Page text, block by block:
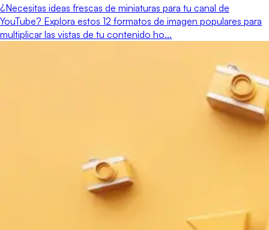
¿Necesitas ideas frescas de miniaturas para tu canal de
YouTube? Explora estos 12 formatos de imagen populares para
multiplicar las vistas de tu contenido ho...